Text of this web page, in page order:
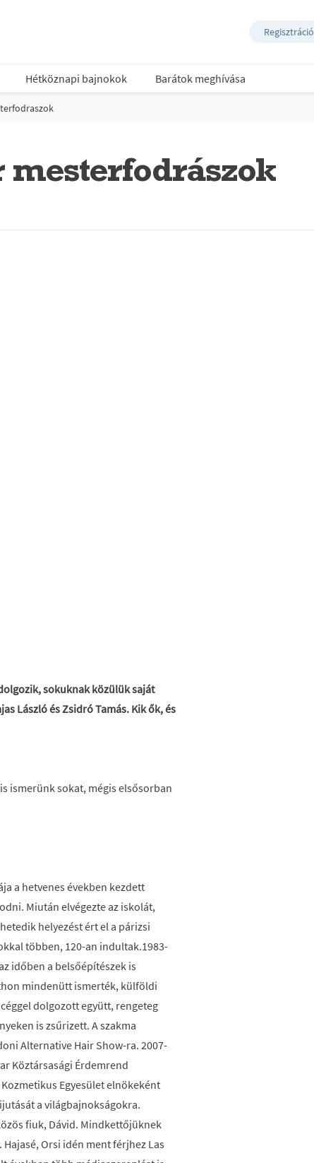
Regisztráció
Hétköznapi bajnokok Barátok meghívása
sokuknak közülük saját
László és Zsidró Tamás. Kik ők, és
ismerünk sokat, mégis elsősorban
a hetvenes években kezdett
Miután elvégezte az iskolát,
helyezést ért el a párizsi
többen, 120-an indultak.1983-
időben a belsőépítészek is
mindenütt ismerték, külföldi
dolgozott együtt, rengeteg
is zsűrizett. A szakma
Alternative Hair Show-ra. 2007-
Köztársasági Érdemrend
Egyesület elnökeként
a világbajnokságokra.
fiuk, Dávid. Mindkettőjüknek
Orsi idén ment férjhez Las